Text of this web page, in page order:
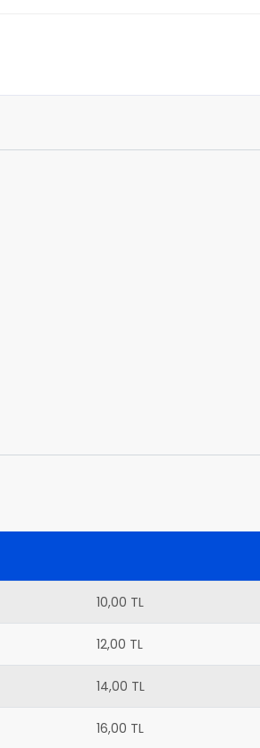
10,00 TL
12,00 TL
14,00 TL
16,00 TL